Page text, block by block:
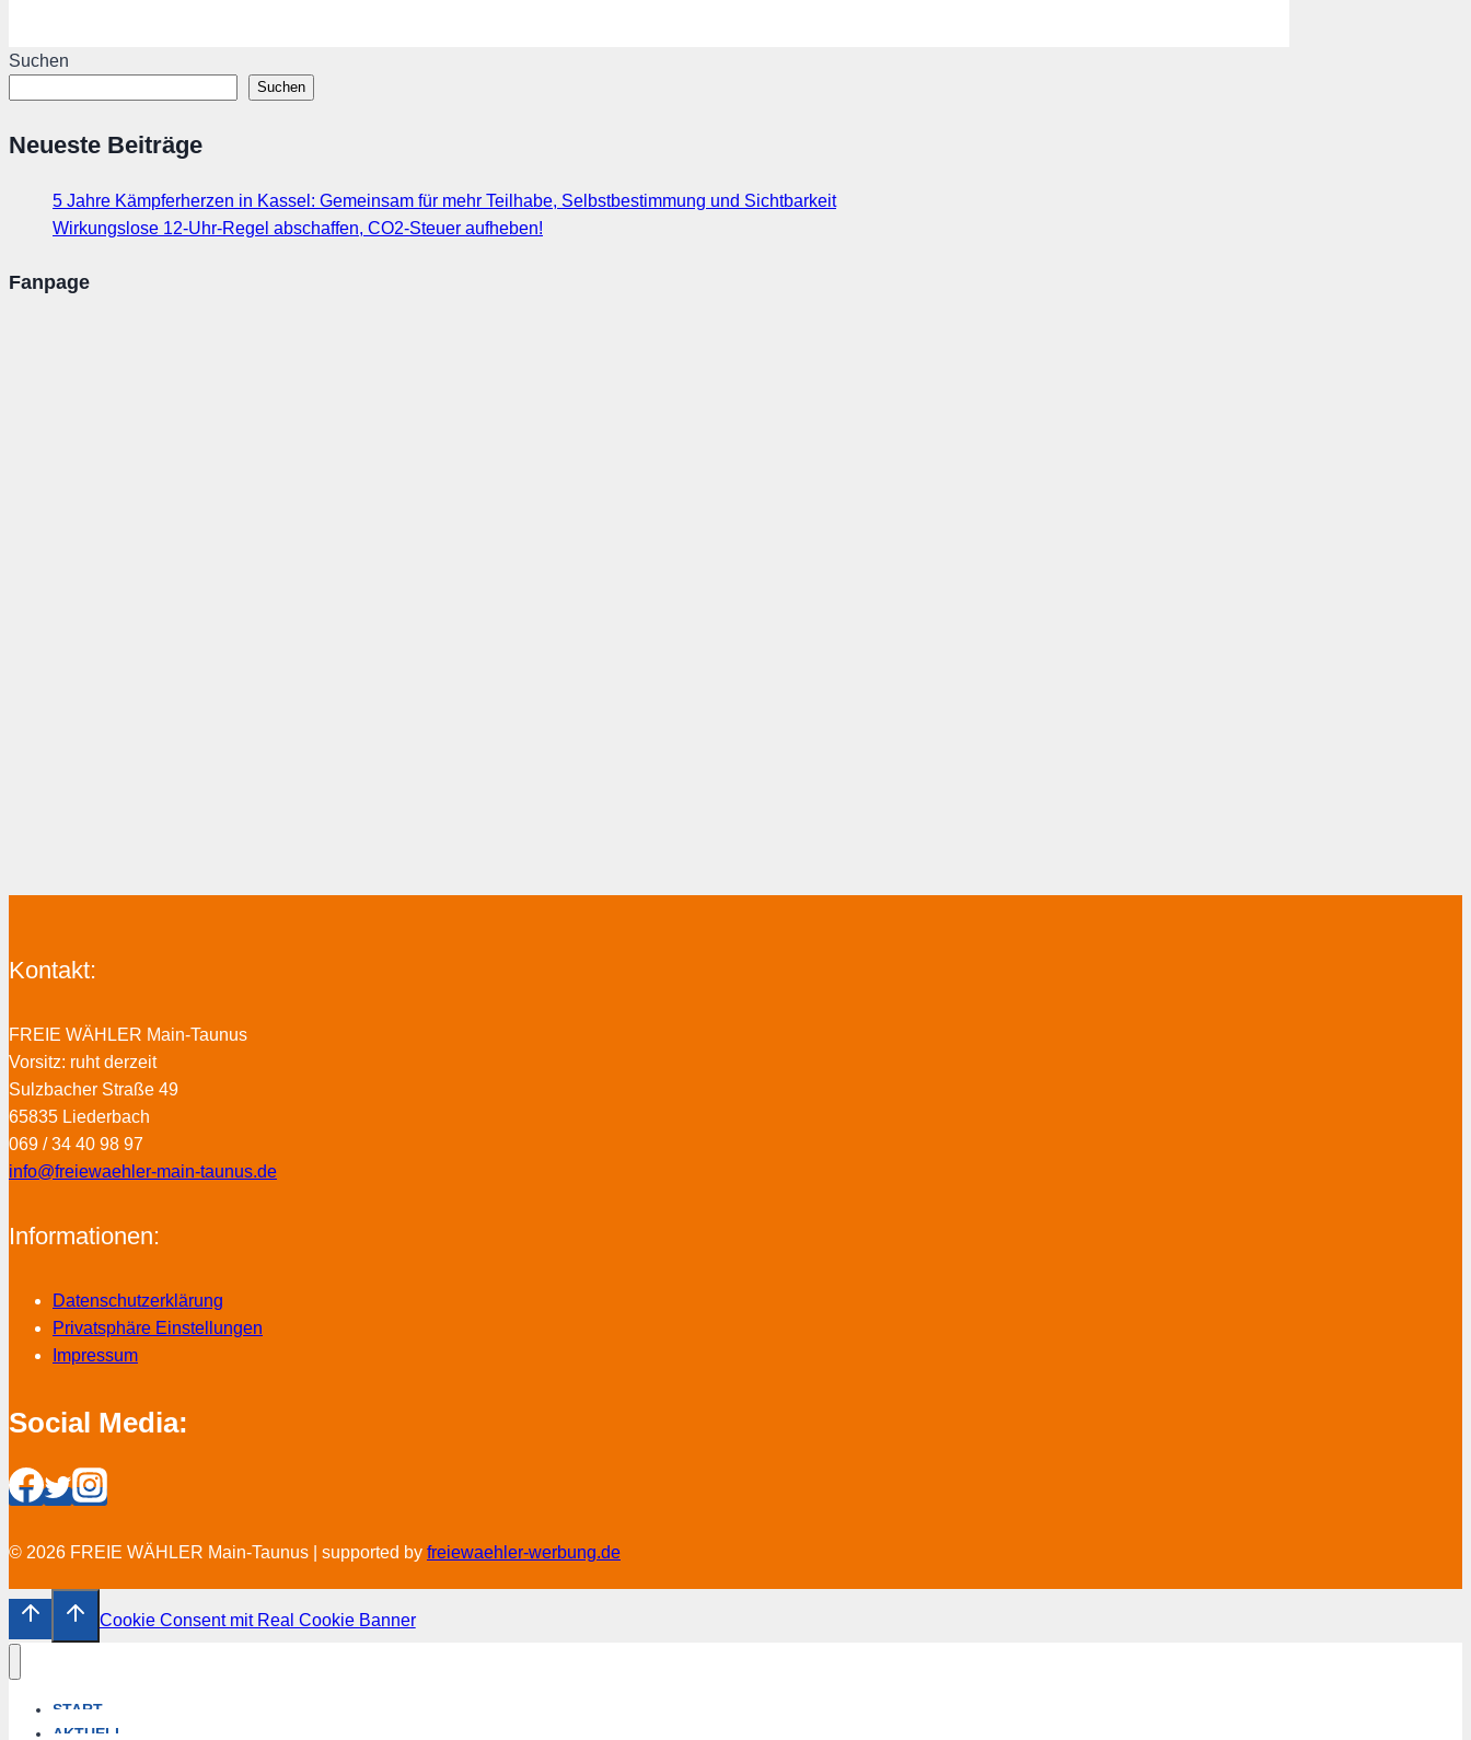
Suchen
Suchen
Neueste Beiträge
5 Jahre Kämpferherzen in Kassel: Gemeinsam für mehr Teilhabe, Selbstbestimmung und Sichtbarkeit
Wirkungslose 12-Uhr-Regel abschaffen, CO2-Steuer aufheben!
Fanpage
Kontakt:
FREIE WÄHLER Main-Taunus
Vorsitz: ruht derzeit
Sulzbacher Straße 49
65835 Liederbach
069 / 34 40 98 97
info@freiewaehler-main-taunus.de
Informationen:
Datenschutzerklärung
Privatsphäre Einstellungen
Impressum
Social Media:
© 2026 FREIE WÄHLER Main-Taunus | supported by freiewaehler-werbung.de
Cookie Consent mit Real Cookie Banner
START
AKTUELL